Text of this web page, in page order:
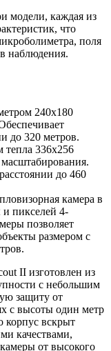
модели, каждая из
что
поля
наблюдения.
240x180
до 320 метров.
тепла 336x256
до 460
камера в
пикселей 4-
позволяет
размером с
II изготовлен из
с небольшим
защиту от
с высоты один метр
корпус вскрыт
качествами,
от высокого